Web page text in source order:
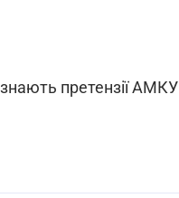
претензії АМКУ